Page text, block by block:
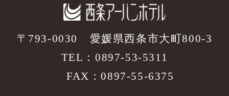
〒793-0030
愛媛県西条市大町800-3
TEL：0897-53-5311
FAX：0897-55-6375